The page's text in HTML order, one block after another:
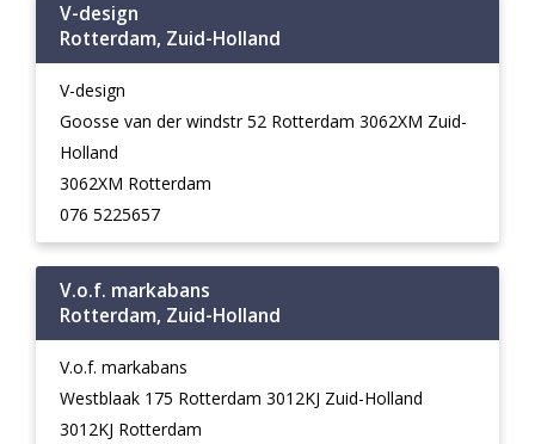
V-design
Rotterdam, Zuid-Holland
V-design
Goosse van der windstr 52 Rotterdam 3062XM Zuid-
Holland
3062XM Rotterdam
076 5225657
V.o.f. markabans
Rotterdam, Zuid-Holland
V.o.f. markabans
Westblaak 175 Rotterdam 3012KJ Zuid-Holland
3012KJ Rotterdam